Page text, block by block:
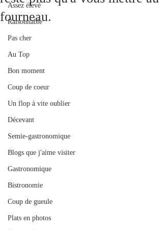
Assez élevé
Raisonnable
Pas cher
Au Top
Bon moment
Coup de coeur
Un flop à vite oublier
Décevant
Semie-gastronomique
Blogs que j'aime visiter
Gastronomique
Bistronomie
Coup de gueule
Plats en photos
fourneau.